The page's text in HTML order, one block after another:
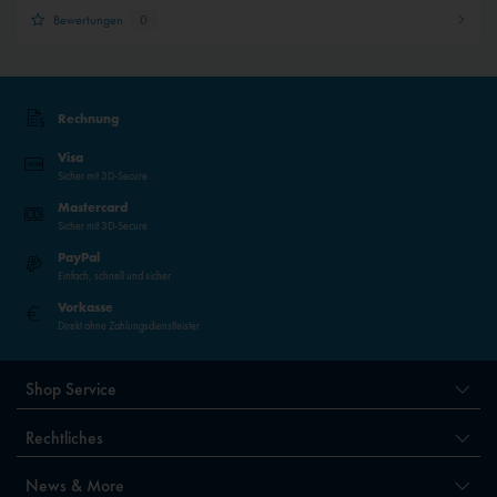
Bewertungen 0
Rechnung
Visa
Sicher mit 3D-Secure
Mastercard
Sicher mit 3D-Secure
PayPal
Einfach, schnell und sicher
Vorkasse
Direkt ohne Zahlungsdienstleister
Shop Service
Rechtliches
News & More